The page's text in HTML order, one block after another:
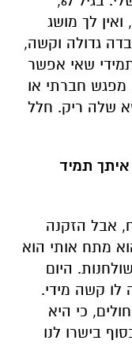
לך מושג
גדולה וקשה,
שאי אפשר
מפגש חברתי או
שלה ריק. חלל
תמיד
שמח, אבל הזקנה
מתח אותי הוא
שולחנות. היום
לו קשה מידי.
כי היא
בישרו לנו